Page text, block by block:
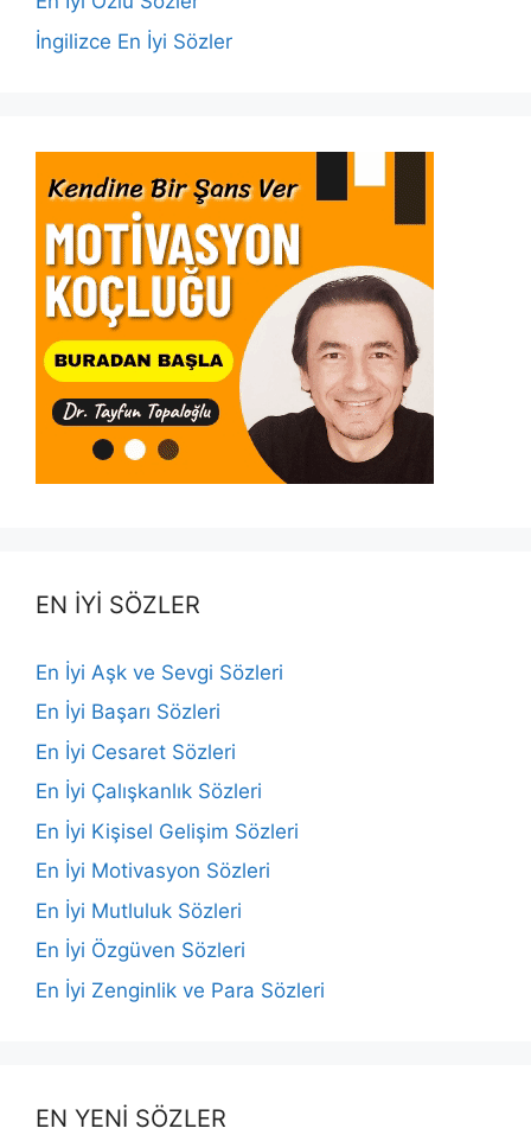
İngilizce En İyi Sözler
EN İYİ SÖZLER
En İyi Aşk ve Sevgi Sözleri
En İyi Başarı Sözleri
En İyi Cesaret Sözleri
En İyi Çalışkanlık Sözleri
En İyi Kişisel Gelişim Sözleri
En İyi Motivasyon Sözleri
En İyi Mutluluk Sözleri
En İyi Özgüven Sözleri
En İyi Zenginlik ve Para Sözleri
EN YENİ SÖZLER